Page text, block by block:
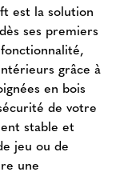
est la solution
ses premiers
grâce à
en bois
de votre
stable et
jeu ou de
une